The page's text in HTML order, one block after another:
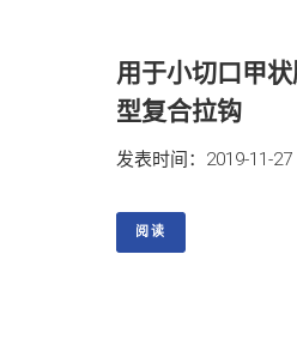
用于小切口甲
型复合拉钩
发表时间：2019-11-27
阅读